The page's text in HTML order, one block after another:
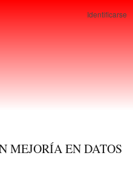
Identificarse
MEJORÍA EN DATOS